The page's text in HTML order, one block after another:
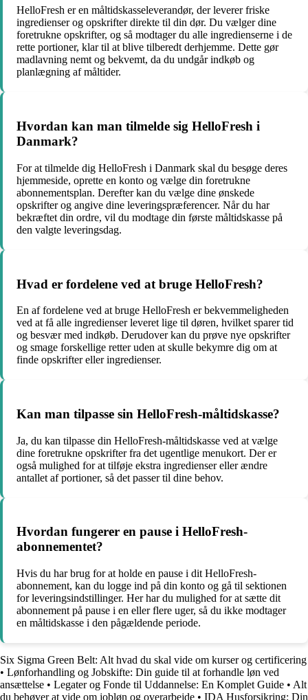
HelloFresh er en måltidskasseleverandør, der leverer friske
ingredienser og opskrifter direkte til din dør. Du vælger dine
foretrukne opskrifter, og så modtager du alle ingredienserne i de
rette portioner, klar til at blive tilberedt derhjemme. Dette gør
madlavning nemt og bekvemt, da du undgår indkøb og
planlægning af måltider.
Hvordan kan man tilmelde sig HelloFresh i
Danmark?
For at tilmelde dig HelloFresh i Danmark skal du besøge deres
hjemmeside, oprette en konto og vælge din foretrukne
abonnementsplan. Derefter kan du vælge dine ønskede
opskrifter og angive dine leveringspræferencer. Når du har
bekræftet din ordre, vil du modtage din første måltidskasse på
den valgte leveringsdag.
Hvad er fordelene ved at bruge HelloFresh?
En af fordelene ved at bruge HelloFresh er bekvemmeligheden
ved at få alle ingredienser leveret lige til døren, hvilket sparer tid
og besvær med indkøb. Derudover kan du prøve nye opskrifter
og smage forskellige retter uden at skulle bekymre dig om at
finde opskrifter eller ingredienser.
Kan man tilpasse sin HelloFresh-måltidskasse?
Ja, du kan tilpasse din HelloFresh-måltidskasse ved at vælge
dine foretrukne opskrifter fra det ugentlige menukort. Der er
også mulighed for at tilføje ekstra ingredienser eller ændre
antallet af portioner, så det passer til dine behov.
Hvordan fungerer en pause i HelloFresh-
abonnementet?
Hvis du har brug for at holde en pause i dit HelloFresh-
abonnement, kan du logge ind på din konto og gå til sektionen
for leveringsindstillinger. Her har du mulighed for at sætte dit
abonnement på pause i en eller flere uger, så du ikke modtager
en måltidskasse i den pågældende periode.
Six Sigma Green Belt: Alt hvad du skal vide om kurser og certificering
• Lønforhandling og Jobskifte: Din guide til at forhandle løn ved
ansættelse • Legater og Fonde til Uddannelse: En Komplet Guide • Alt
du behøver at vide om jobløn og overarbejde • IDA Husforsikring: Din